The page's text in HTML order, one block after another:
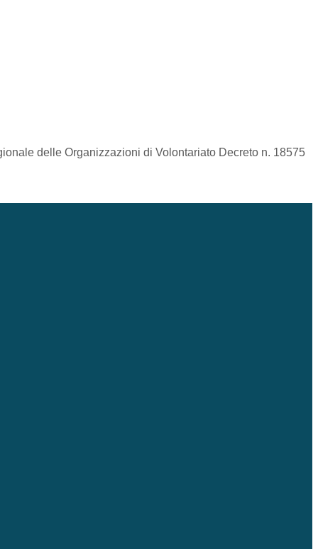
delle Organizzazioni di Volontariato Decreto n. 18575